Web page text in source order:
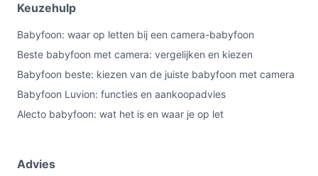
Keuzehulp
Babyfoon: waar op letten bij een camera-babyfoon
Beste babyfoon met camera: vergelijken en kiezen
Babyfoon beste: kiezen van de juiste babyfoon met camera
Babyfoon Luvion: functies en aankoopadvies
Alecto babyfoon: wat het is en waar je op let
Advies